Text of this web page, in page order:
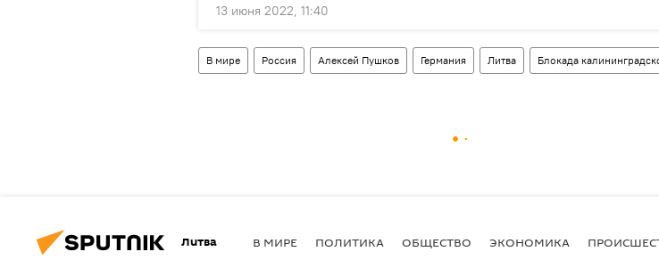
13 июня 2022, 11:40
В мире Россия Алексей Пушков Германия Литва Блокада
Литва В МИРЕ ПОЛИТИКА ОБЩЕСТВО ЭКОНОМИКА